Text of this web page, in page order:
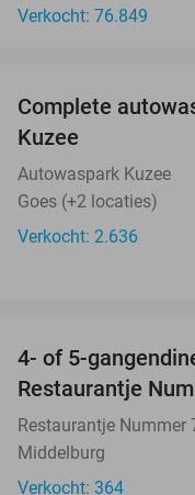
Verkocht: 76.849
Complete
Kuzee
Autowaspark Kuzee
Goes (+2 locaties)
Verkocht: 2.636
4- of 5-
Restaurantje
Restaurantje Nummer
Middelburg
Verkocht: 364